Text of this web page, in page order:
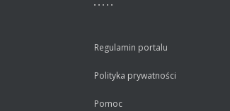
Regulamin portalu
Polityka prywatności
Pomoc